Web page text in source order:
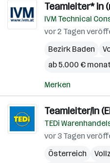
Teamleiter* in
IVM Technical
vor 2 Tagen
Bezirk Baden
ab 5.000 €
Merken
Teamleiter/in
TEDi
vor 3 Tagen
Österreich